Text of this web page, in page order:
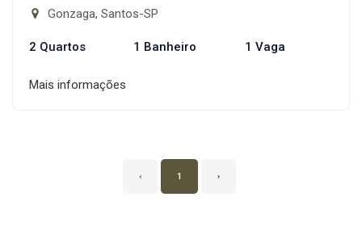
Gonzaga, Santos-SP
2 Quartos 1 Banheiro 1 Vaga
Mais informações
‹ 1 ›